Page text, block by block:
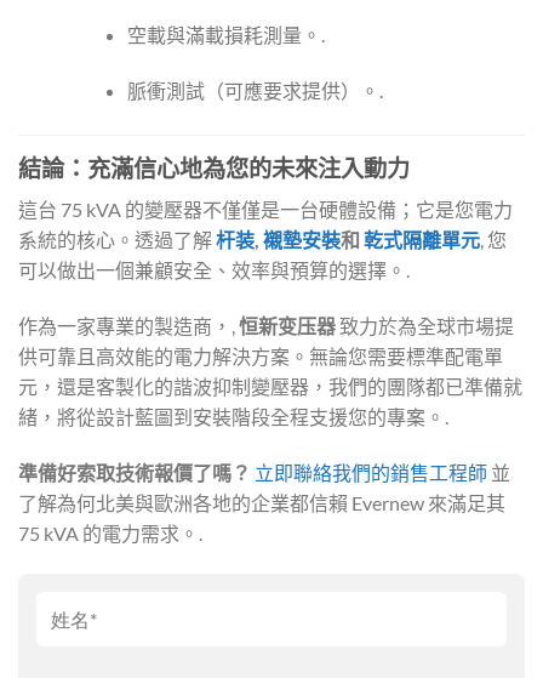
空載與滿載損耗測量。.
脈衝測試（可應要求提供）。.
結論：充滿信心地為您的未來注入動力
這台 75 kVA 的變壓器不僅僅是一台硬體設備；它是您電力
系統的核心。透過了解杆装, 襯墊安裝和 乾式隔離單元, 您
可以做出一個兼顧安全、效率與預算的選擇。.
作為一家專業的製造商，,恒新变压器致力於為全球市場提
供可靠且高效能的電力解決方案。無論您需要標準配電單
元，還是客製化的諧波抑制變壓器，我們的團隊都已準備就
緒，將從設計藍圖到安裝階段全程支援您的專案。.
準備好索取技術報價了嗎？ 立即聯絡我們的銷售工程師 並
了解為何北美與歐洲各地的企業都信賴 Evernew 來滿足其
75 kVA 的電力需求。.